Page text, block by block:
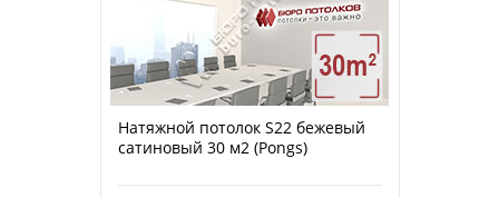
Натяжной потолок S22 бежевый
сатиновый 30 м2 (Pongs)